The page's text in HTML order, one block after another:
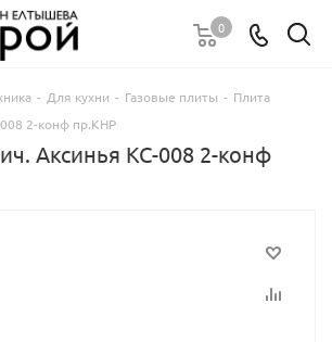
0
- Для кухни - Газовые плиты - Плита
2-конф пр.КНР
Аксинья КС-008 2-конф